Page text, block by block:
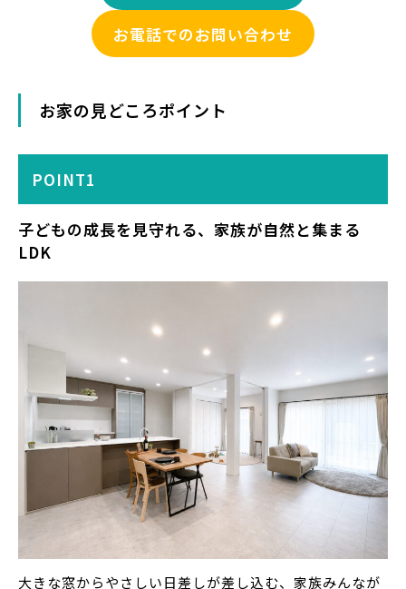
お電話でのお問い合わせ
お家の見どころポイント
POINT1
子どもの成長を見守れる、家族が自然と集まる
LDK
大きな窓からやさしい日差しが差し込む、家族みんなが